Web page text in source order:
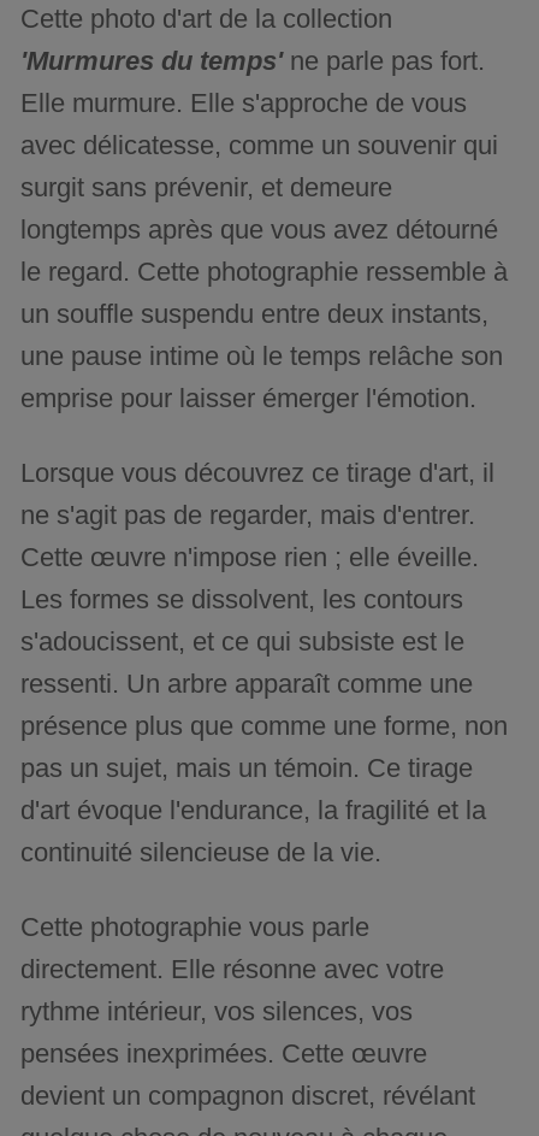
Cette photo d'art de la collection
'Murmures du temps'ne parle pas fort.
Elle murmure. Elle s'approche de vous
avec délicatesse, comme un souvenir qui
surgit sans prévenir, et demeure
longtemps après que vous avez détourné
le regard. Cette photographie ressemble à
un souffle suspendu entre deux instants,
une pause intime où le temps relâche son
emprise pour laisser émerger l'émotion.
Lorsque vous découvrez ce tirage d'art, il
ne s'agit pas de regarder, mais d'entrer.
Cette œuvre n'impose rien ; elle éveille.
Les formes se dissolvent, les contours
s'adoucissent, et ce qui subsiste est le
ressenti. Un arbre apparaît comme une
présence plus que comme une forme, non
pas un sujet, mais un témoin. Ce tirage
d'art évoque l'endurance, la fragilité et la
continuité silencieuse de la vie.
Cette photographie vous parle
directement. Elle résonne avec votre
rythme intérieur, vos silences, vos
pensées inexprimées. Cette œuvre
devient un compagnon discret, révélant